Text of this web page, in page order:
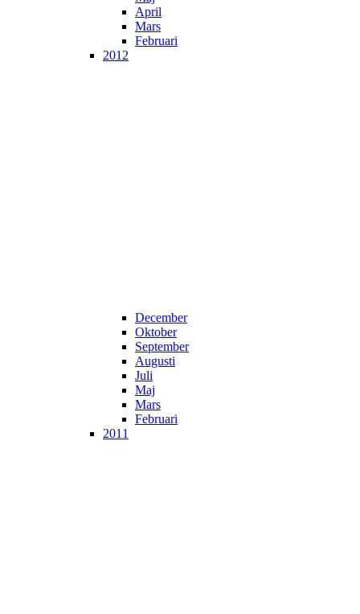
April
Mars
Februari
2012
December
Oktober
September
Augusti
Juli
Maj
Mars
Februari
2011